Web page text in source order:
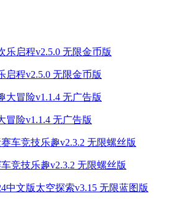
启程v2.5.0 无限金币版
冒险v1.1.4 无广告版
竞技乐趣v2.3.2 无限螺丝版